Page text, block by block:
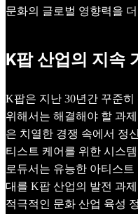
문화의 글로벌 영향력을
K팝 산업의 지속
K팝은 지난 30년간 꾸준
위해서는 해결해야 할 과
은 치열한 경쟁 속에서 정
티스트 케어를 위한 시스
로듀서는 유능한 아티스
대를 K팝 산업의 발전 과
적극적인 문화 산업 육성